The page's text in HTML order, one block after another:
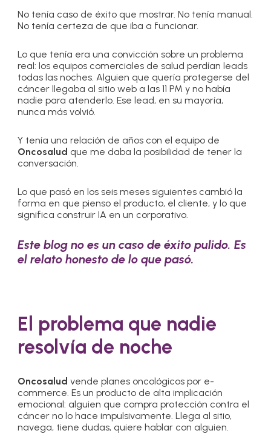
No tenía caso de éxito que mostrar. No tenía manual.
No tenía certeza de que iba a funcionar.
Lo que tenía era una convicción sobre un problema
real: los equipos comerciales de salud perdían leads
todas las noches. Alguien que quería protegerse del
cáncer llegaba al sitio web a las 11 PM y no había
nadie para atenderlo. Ese lead, en su mayoría,
nunca más volvió.
Y tenía una relación de años con el equipo de
Oncosalud que me daba la posibilidad de tener la
conversación.
Lo que pasó en los seis meses siguientes cambió la
forma en que pienso el producto, el cliente, y lo que
significa construir IA en un corporativo.
Este blog no es un caso de éxito pulido. Es
el relato honesto de lo que pasó.
El problema que nadie
resolvía de noche
Oncosaludvende planes oncológicos por e-
commerce. Es un producto de alta implicación
emocional: alguien que compra protección contra el
cáncer no lo hace impulsivamente. Llega al sitio,
navega, tiene dudas, quiere hablar con alguien.